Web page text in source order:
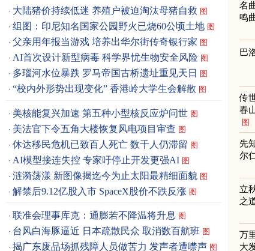
大陆猪价持续低迷 养殖户被迫淘汰母猪自救 图
组图：印尼知名国家公园野火已烧60公顷土地 图
父亲用年报当游戏 培养出华尔街传奇银行家 图
AI首次设计新型病毒 科学界忧生物安全风险 图
多瑙河水位暴跌 罗马帝国古桥遗址重见天日 图
“校内外形势出现变化” 香港岭大学生会解散 图
美核能复兴加速 第五种小型核反应炉问世 图
美法官下令五角大楼恢复风电项目审查 图
休达移民危机已致百人死亡 数千人仍滞留 图
AI模型接连失控 专家吁停止开发更强AI 图
涟漪荡漾 新图像揭迄今为止太阳最精细面貌 图
解禁后9.12亿股入市 SpaceX股价不跌反涨 图
联准会理事库克：通膨若不降温将升息 图
台风白海豚逼近 日本疏散民众 取消数百航班 图
揭广东废品场抓残障人员做苦力 发声者遭噤声 图
名
鸣
巴
传
春
图
先
尔
立
之
万
大